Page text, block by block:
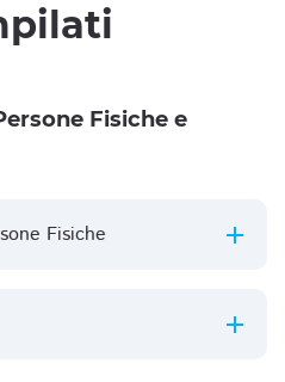
Fisiche e
Fisiche